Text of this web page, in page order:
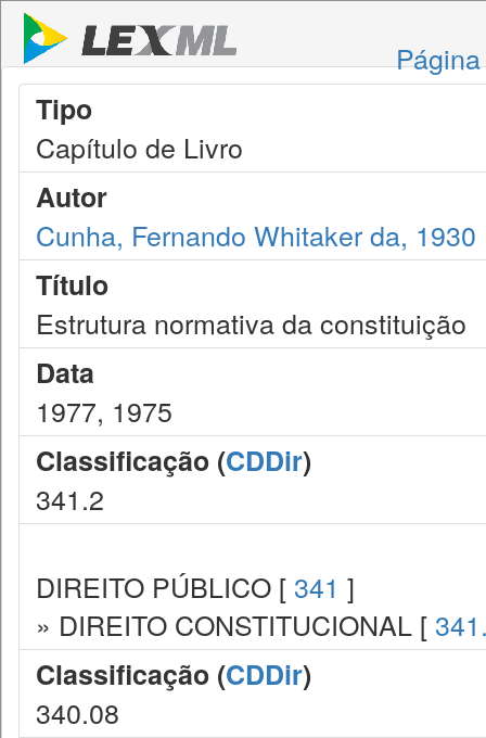
Tipo
Capítulo de Livro
Autor
Cunha, Fernando Whitaker da, 1930
Título
Estrutura normativa da constituição
Data
1977, 1975
Classificação (CDDir)
341.2
DIREITO PÚBLICO [ 341 ]
» DIREITO CONSTITUCIONAL [
Classificação (CDDir)
340.08